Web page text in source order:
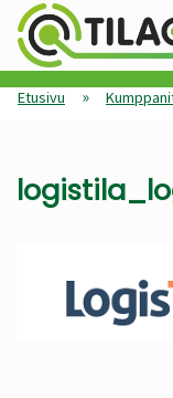
Etusivu »